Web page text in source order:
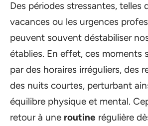
Des périodes stressantes, telles
vacances ou les urgences
peuvent souvent déstabiliser
établies. En effet, ces moments
par des horaires irréguliers, des
des nuits courtes, perturbant
équilibre physique et mental.
retour à une routine régulière